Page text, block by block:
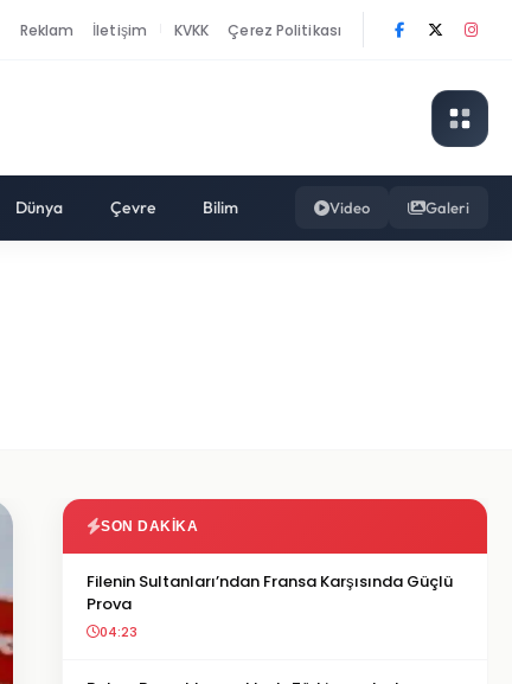
Reklam İletişim KVKK Çerez Politikası
Dünya Çevre Bilim Video Galeri
SON DAKIKA
Filenin Sultanları’ndan Fransa Karşısında Güçlü
Prova
04:23